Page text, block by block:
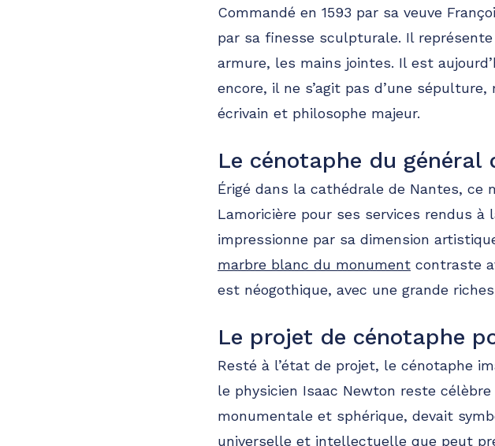
Commandé en 1593 par sa veuve
par sa finesse sculpturale. Il
armure, les mains jointes. Il est
encore, il ne s’agit pas d’une
écrivain et philosophe majeur.
Le cénotaphe du général
Érigé dans la cathédrale de Nantes, ce
Lamoricière pour ses services rendus à
impressionne par sa dimension
marbre blanc du monument contraste
est néogothique, avec une grande
Le projet de cénotaphe
Resté à l’état de projet, le cénotaphe
le physicien Isaac Newton reste
monumentale et sphérique, devait
universelle et intellectuelle que peut